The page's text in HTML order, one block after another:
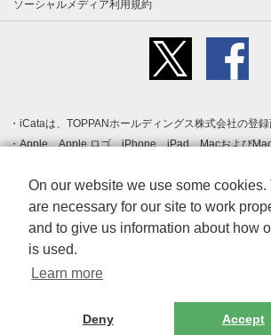
ソーシャルメディア利用規約
iCataは、TOPPANホールディングス株式会社の登録
Apple、Apple ロゴ、iPhone、iPad、Macおよび
登録された Apple Inc. の商標です。App Store は
クです。
Android、Google Play および Google Play ロゴ は
す。
Windows は Microsoft Inc.の米国およびその他の国
標です。
Adobe、Adobe Reader、Adobe PDF は、Adobe
その他、記載されている会社名、商品名、ロゴは
On our website we use some cookies.
are necessary for our site to work
and to give us information about how
is used.
Learn more
Deny Accept